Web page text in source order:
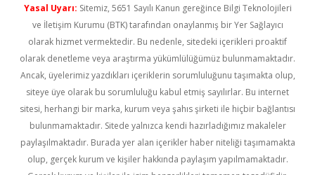
Yasal Uyarı: Sitemiz, 5651 Sayılı Kanun gereğince Bilgi Teknolojileri
ve İletişim Kurumu (BTK) tarafından onaylanmış bir Yer Sağlayıcı
olarak hizmet vermektedir. Bu nedenle, sitedeki içerikleri proaktif
olarak denetleme veya araştırma yükümlülüğümüz bulunmamaktadır.
Ancak, üyelerimiz yazdıkları içeriklerin sorumluluğunu taşımakta olup,
siteye üye olarak bu sorumluluğu kabul etmiş sayılırlar. Bu internet
sitesi, herhangi bir marka, kurum veya şahıs şirketi ile hiçbir bağlantısı
bulunmamaktadır. Sitede yalnızca kendi hazırladığımız makaleler
paylaşılmaktadır. Burada yer alan içerikler haber niteliği taşımamakta
olup, gerçek kurum ve kişiler hakkında paylaşım yapılmamaktadır.